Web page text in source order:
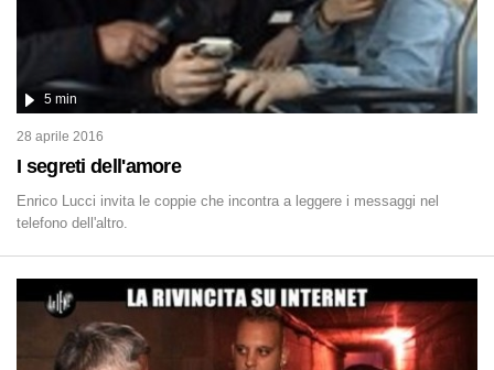
I segreti dell'amore
5 min
28 aprile 2016
Enrico Lucci invita le coppie che incontra a leggere i messaggi nel
telefono dell'altro.